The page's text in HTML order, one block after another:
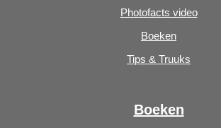
Photofacts video
Boeken
Tips & Truuks
Boeken